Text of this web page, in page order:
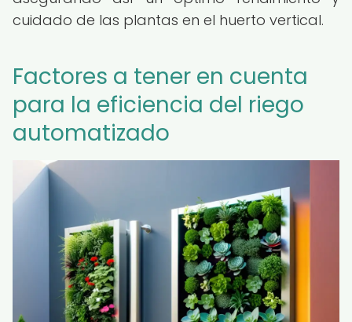
cuidado de las plantas en el huerto vertical.
Factores a tener en cuenta
para la eficiencia del riego
automatizado